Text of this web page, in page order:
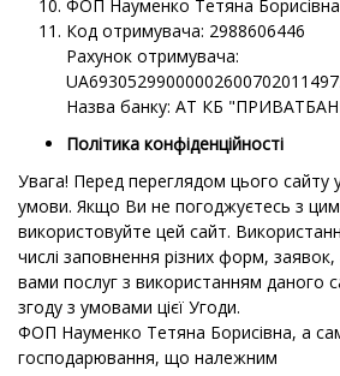
ФОП Науменко Тетяна Борисівна
Код отримувача: 2988606446
Рахунок отримувача:
Назва банку: АТ КБ
Політика конфіденційності
Увага! Перед переглядом цього сайту
умови. Якщо Ви не погоджуєтесь з
використовуйте цей сайт.
числі заповнення різних форм,
вами послуг з використанням даного
згоду з умовами цієї Угоди.
ФОП Науменко Тетяна Борисівна, а
господарювання, що належним